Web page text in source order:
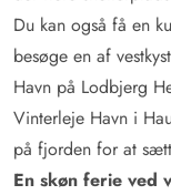
Du kan også få en
besøge en af
Havn på Lodbjerg
Vinterleje Havn i
på fjorden for at
En skøn ferie ved